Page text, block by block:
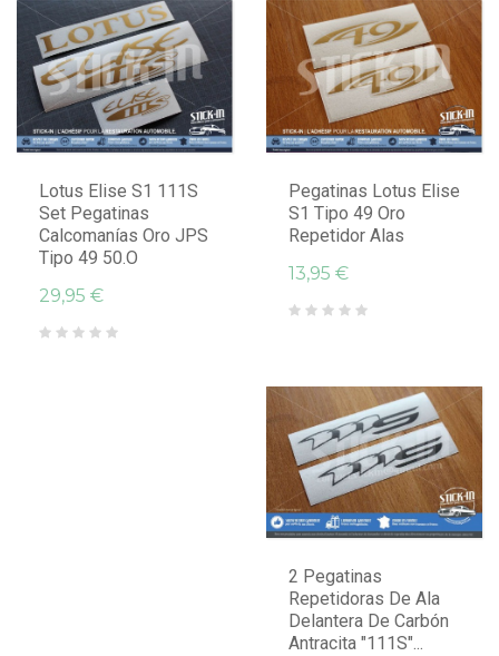
Lotus Elise S1 111S
Set Pegatinas
Calcomanías Oro JPS
Tipo 49 50.o
29,95 €
Pegatinas Lotus Elise
S1 Tipo 49 Oro
Repetidor Alas
13,95 €
2 Pegatinas
Repetidoras De Ala
Delantera De Carbón
Antracita "111S"...